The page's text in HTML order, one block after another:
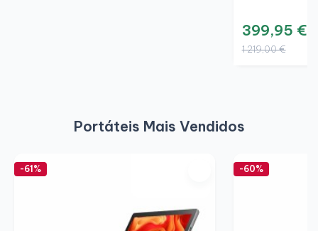
399,95 €
1 219,00 €
Portáteis Mais Vendidos
-61% -60%